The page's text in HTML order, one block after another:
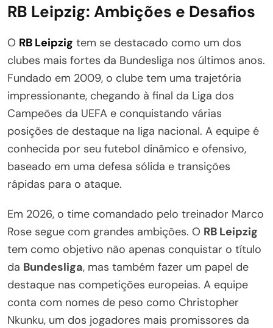
RB Leipzig: Ambições e Desafios
O RB Leipzig tem se destacado como um dos
clubes mais fortes da Bundesliga nos últimos anos.
Fundado em 2009, o clube tem uma trajetória
impressionante, chegando à final da Liga dos
Campeões da UEFA e conquistando várias
posições de destaque na liga nacional. A equipe é
conhecida por seu futebol dinâmico e ofensivo,
baseado em uma defesa sólida e transições
rápidas para o ataque.
Em 2026, o time comandado pelo treinador Marco
Rose segue com grandes ambições. O RB Leipzig
tem como objetivo não apenas conquistar o título
da Bundesliga, mas também fazer um papel de
destaque nas competições europeias. A equipe
conta com nomes de peso como Christopher
Nkunku, um dos jogadores mais promissores da